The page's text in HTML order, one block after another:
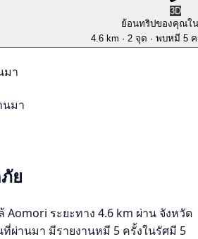
3D
ย้อนทริปของคุณใ
4.6 km · 2 จุด · พบหมี 5
มา
นมา
ย
Aomori ระยะทาง 4.6 km ผ่าน จังหวัด
ที่ผ่านมา มีรายงานหมี 5 ครั้งในรัศมี 5